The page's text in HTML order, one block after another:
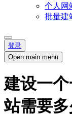
个人网
批量建
登录
Open main menu
建设一
站需要多